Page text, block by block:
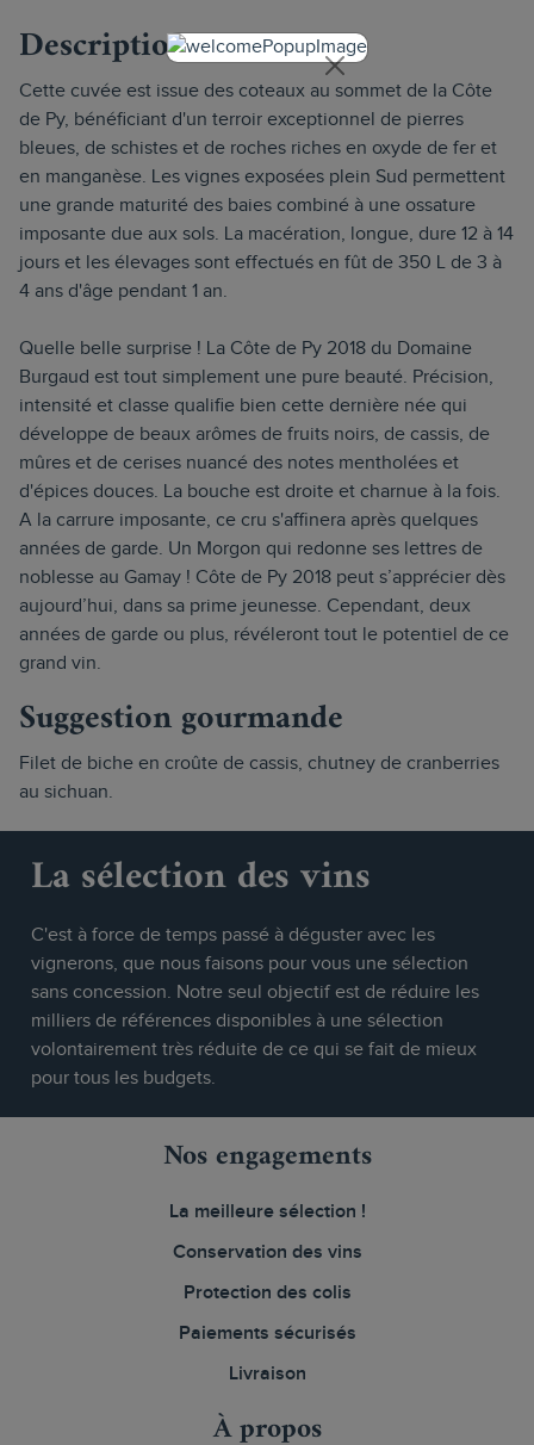
Description
Cette cuvée est issue des coteaux au sommet de la Côte
de Py, bénéficiant d'un terroir exceptionnel de pierres
bleues, de schistes et de roches riches en oxyde de fer et
en manganèse. Les vignes exposées plein Sud permettent
une grande maturité des baies combiné à une ossature
imposante due aux sols. La macération, longue, dure 12 à 14
jours et les élevages sont effectués en fût de 350 L de 3 à
4 ans d'âge pendant 1 an.
Quelle belle surprise ! La Côte de Py 2018 du Domaine
Burgaud est tout simplement une pure beauté. Précision,
intensité et classe qualifie bien cette dernière née qui
développe de beaux arômes de fruits noirs, de cassis, de
mûres et de cerises nuancé des notes mentholées et
d'épices douces. La bouche est droite et charnue à la fois.
A la carrure imposante, ce cru s'affinera après quelques
années de garde. Un Morgon qui redonne ses lettres de
noblesse au Gamay ! Côte de Py 2018 peut s’apprécier dès
aujourd’hui, dans sa prime jeunesse. Cependant, deux
années de garde ou plus, révéleront tout le potentiel de ce
grand vin.
Suggestion gourmande
Filet de biche en croûte de cassis, chutney de cranberries
au sichuan.
La sélection des vins
C'est à force de temps passé à déguster avec les
vignerons, que nous faisons pour vous une sélection
sans concession. Notre seul objectif est de réduire les
milliers de références disponibles à une sélection
volontairement très réduite de ce qui se fait de mieux
pour tous les budgets.
Nos engagements
La meilleure sélection !
Conservation des vins
Protection des colis
Paiements sécurisés
Livraison
À propos